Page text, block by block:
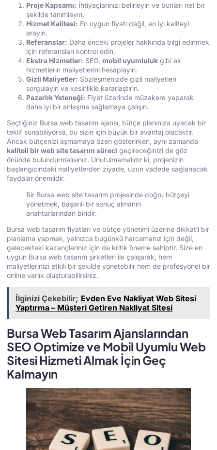
Proje Kapsamı: İhtiyaçlarınızı belirleyin ve bunları net bir
şekilde tanımlayın.
Hizmet Kalitesi: En uygun fiyatı değil, en iyi kaliteyi
arayın.
Referanslar: Daha önceki projeler hakkında bilgi edinmek
için referansları kontrol edin.
Ekstra Hizmetler: SEO, mobil uyumluluk gibi ek
hizmetlerin maliyetlerini hesaplayın.
Gizli Maliyetler: Sözleşmenizde gizli maliyetleri
sorgulayın ve kesinlikle kararlaştırın.
Pazarlık Yeteneği: Fiyat üzerinde müzakere yaparak
daha iyi bir anlaşma sağlamaya çalışın.
Seçtiğiniz Bursa web tasarım ajansı, bütçe planınıza uyacak bir
teklif sunabiliyorsa, bu sizin için büyük bir avantaj olacaktır.
Ancak bütçenizi aşmamaya özen gösterirken, aynı zamanda
kaliteli bir web site tasarım süreci geçireceğinizi de göz
önünde bulundurmalısınız. Unutulmamalıdır ki, projenizin
başlangıcındaki maliyetlerden ziyade, uzun vadede sağlanacak
faydalar önemlidir.
Bir Bursa web site tasarım projesinde doğru bütçeyi
yönetmek, başarılı bir sonuç almanın
anahtarlarından biridir.
Bursa web tasarım fiyatları ve bütçe yönetimi üzerine dikkatli bir
planlama yapmak, yalnızca bugünkü harcamanız için değil,
gelecekteki kazançlarınız için de kritik öneme sahiptir. Size en
uygun Bursa web tasarım şirketleri ile çalışarak, hem
maliyetlerinizi etkili bir şekilde yönetebilir hem de profesyonel bir
online varlık oluşturabilirsiniz.
İlginizi Çekebilir; Evden Eve Nakliyat Web Sitesi
Yaptırma – Müşteri Getiren Nakliyat Sitesi
Bursa Web Tasarım Ajanslarından
SEO Optimize ve Mobil Uyumlu Web
Sitesi Hizmeti Almak İçin Geç
Kalmayın